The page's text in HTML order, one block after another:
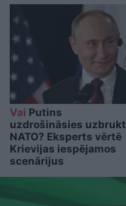
Vai Putins
uzdrošināsies uzbrukt
NATO? Eksperts vērtē
Krievijas iespējamos
scenārijus